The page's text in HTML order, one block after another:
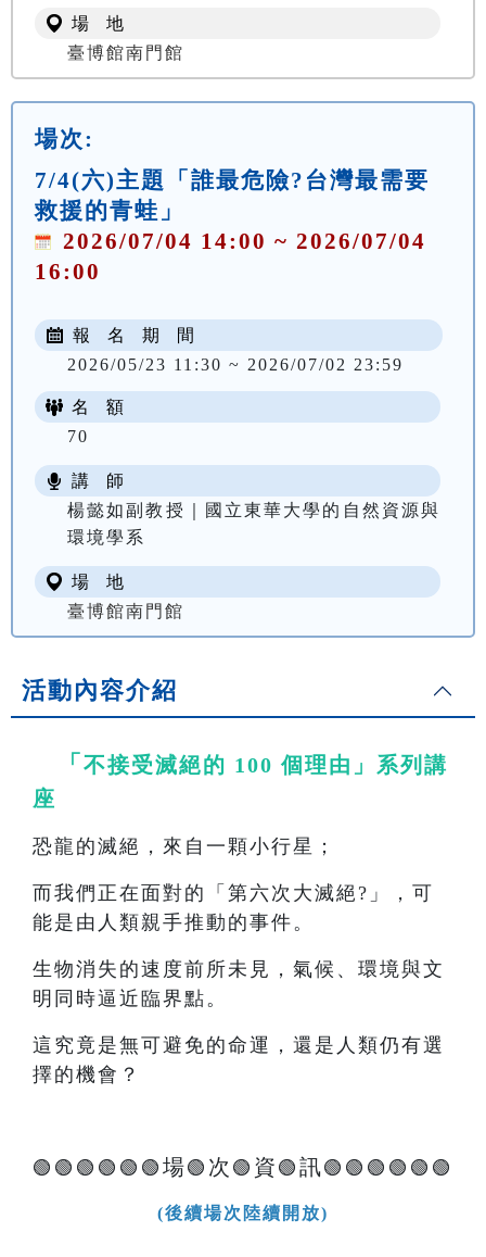
場 地
臺博館南門館
場次:
7/4(六)主題「誰最危險?台灣最需要
救援的青蛙」
2026/07/04 14:00 ~ 2026/07/04
16:00
報 名 期 間
2026/05/23 11:30 ~ 2026/07/02 23:59
名 額
70
講 師
楊懿如副教授｜國立東華大學的自然資源與
環境學系
場 地
臺博館南門館
活動內容介紹
「 不接受滅絕的 100 個理由」系列講
座
恐龍的滅絕，來自一顆小行星；
而我們正在面對的「第六次大滅絕?」，可
能是由人類親手推動的事件。
生物消失的速度前所未見，氣候、環境與文
明同時逼近臨界點。
這究竟是無可避免的命運，還是人類仍有選
擇的機會？
🟢🟢🟢🟢🟢🟢 場🟢 次 🟢 資 🟢 訊🟢🟢🟢🟢🟢🟢
(後續場次陸續開放)